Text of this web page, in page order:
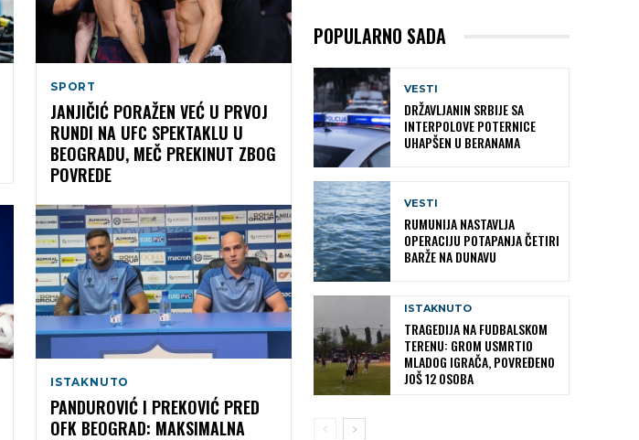
SPORT
JANJIČIĆ PORAŽEN VEĆ U PRVOJ
RUNDI NA UFC SPEKTAKLU U
BEOGRADU, MEČ PREKINUT ZBOG
POVREDE
ISTAKNUTO
PANDUROVIĆ I PREKOVIĆ PRED
OFK BEOGRAD: MAKSIMALNA
POPULARNO SADA
VESTI
DRŽAVLJANIN SRBIJE SA
INTERPOLOVE POTERNICE
UHAPŠEN U BERANAMA
VESTI
RUMUNIJA NASTAVLJA
OPERACIJU POTAPANJA ČETIRI
BARŽE NA DUNAVU
ISTAKNUTO
TRAGEDIJA NA FUDBALSKOM
TERENU: GROM USMRTIO
MLADOG IGRAČA, POVREĐENO
JOŠ 12 OSOBA